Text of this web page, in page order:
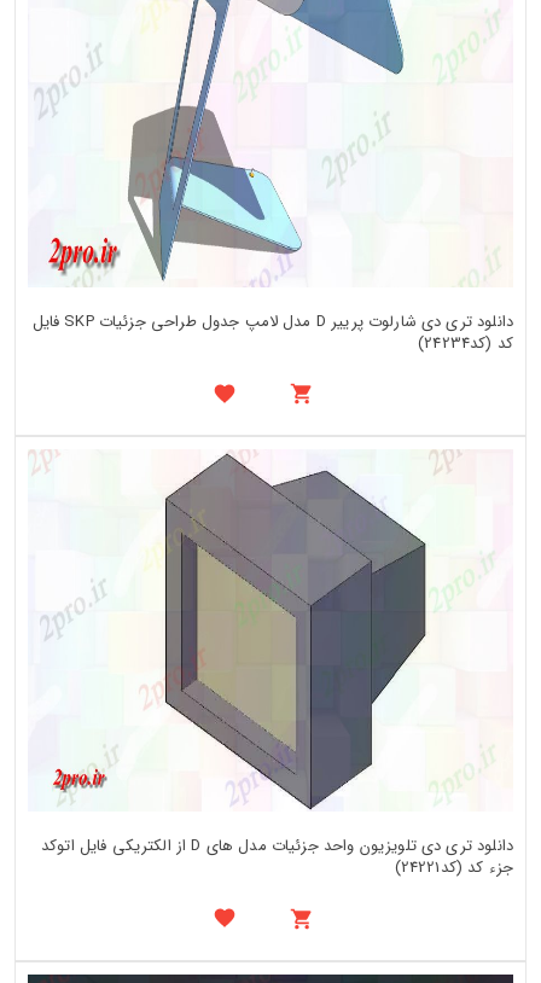
دانلود تری دی شارلوت پرییر D مدل لامپ جدول طراحی جزئیات SKP فایل
کد (کد24234)
دانلود تری دی تلویزیون واحد جزئیات مدل های D از الکتریکی فایل اتوکد
جزء کد (کد24221)